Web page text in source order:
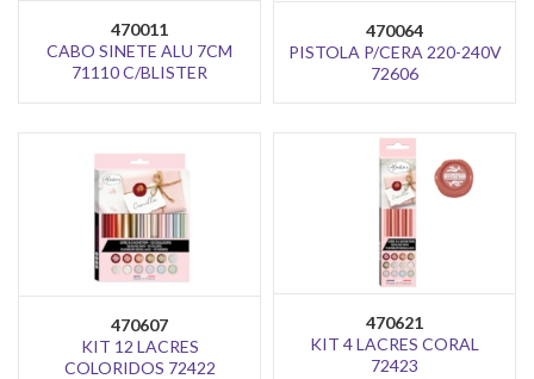
470011
CABO SINETE ALU 7CM
71110 C/BLISTER
470064
PISTOLA P/CERA 220-240V
72606
470607
KIT 12 LACRES
COLORIDOS 72422
470621
KIT 4 LACRES CORAL
72423